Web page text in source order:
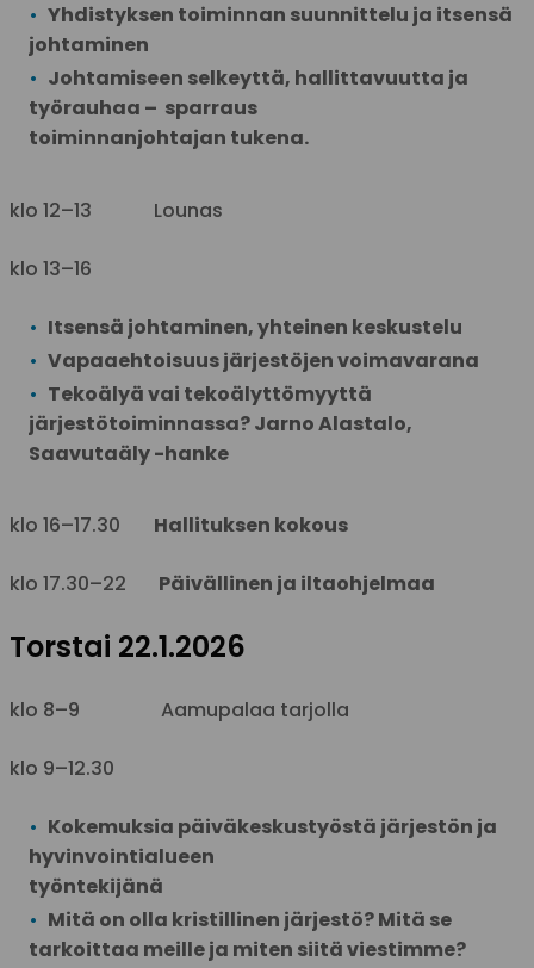
Yhdistyksen toiminnan suunnittelu ja itsensä
johtaminen
Johtamiseen selkeyttä, hallittavuutta ja
työrauhaa – sparraus
toiminnanjohtajan tukena.
klo 12–13 Lounas
klo 13–16
Itsensä johtaminen, yhteinen keskustelu
Vapaaehtoisuus järjestöjen voimavarana
Tekoälyä vai tekoälyttömyyttä
järjestötoiminnassa?Jarno Alastalo,
Saavutaäly -hanke
klo 16–17.30 Hallituksen kokous
klo 17.30–22 Päivällinen ja iltaohjelmaa
Torstai 22.1.2026
klo 8–9 Aamupalaa tarjolla
klo 9–12.30
Kokemuksia päiväkeskustyöstä järjestön ja
hyvinvointialueen
työntekijänä
Mitä on olla kristillinen järjestö? Mitä se
tarkoittaa meille ja miten siitä viestimme?